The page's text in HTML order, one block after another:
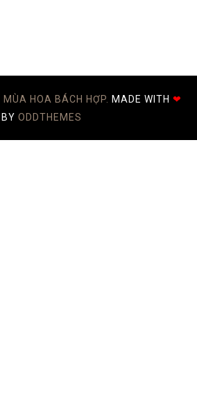
MÙA HOA BÁCH HỢP. MADE WITH ❤
BY ODDTHEMES